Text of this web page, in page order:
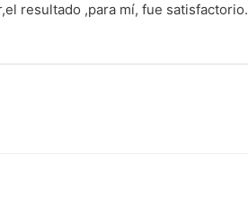
resultado ,para mí, fue satisfactorio.